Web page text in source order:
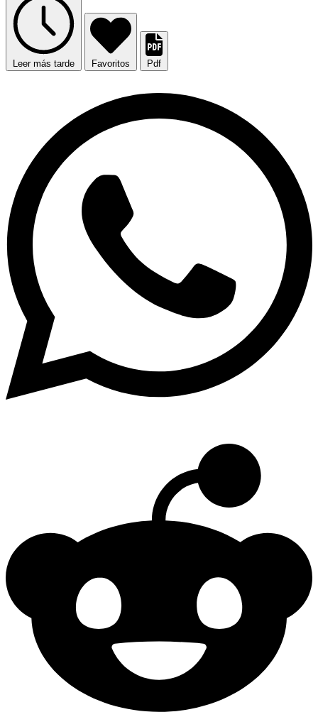
Leer más tarde Favoritos Pdf